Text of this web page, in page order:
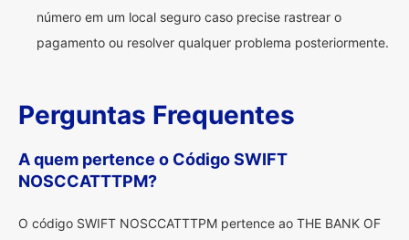
número em um local seguro caso precise rastrear o
pagamento ou resolver qualquer problema posteriormente.
Perguntas Frequentes
A quem pertence o Código SWIFT
NOSCCATTTPM?
O código SWIFT NOSCCATTTPM pertence ao THE BANK OF